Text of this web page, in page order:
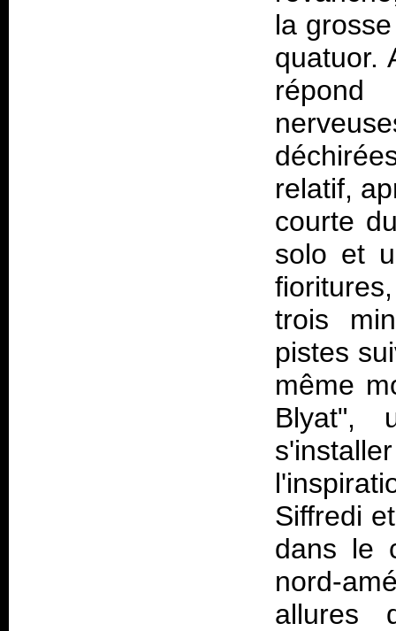
la
quatuor.
relatif,
courte
solo et
trois
pistes
même
Blyat",
Siffredi
dans le
nord-
allures